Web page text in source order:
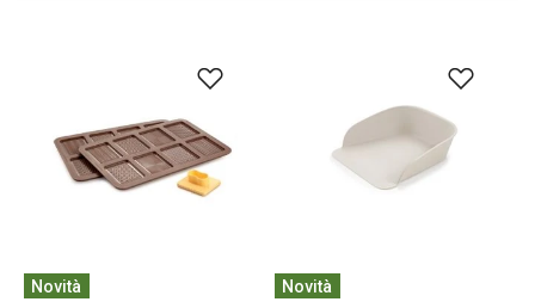
Novità Novità